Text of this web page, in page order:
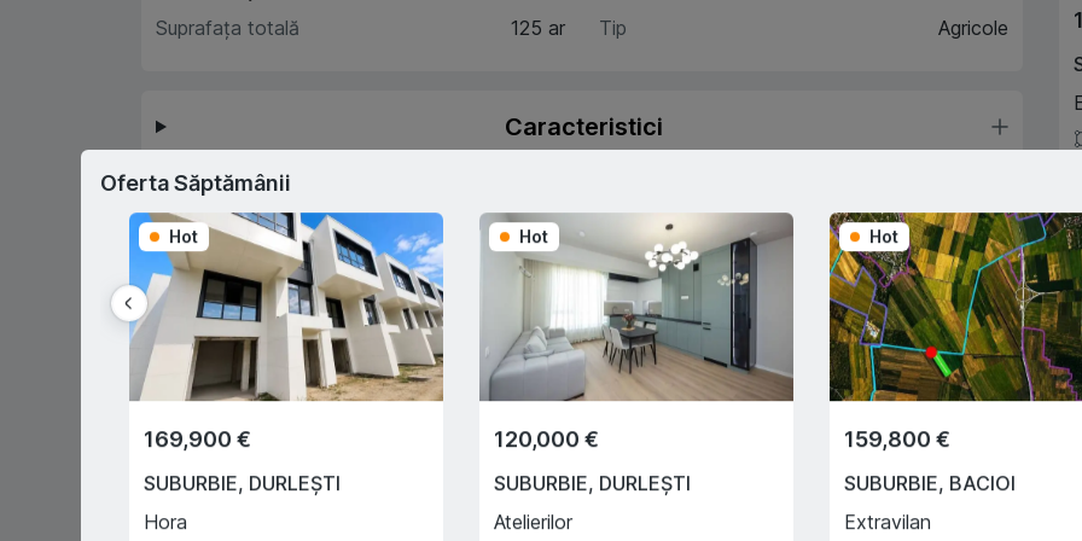
Suprafața totală 125 ar Tip Agricole
Caracteristici
Prima rată 15%
Sau prin programul
guvernamental "Prima Casă" cu
Trade-In
Cu ajutorului programului
Trade-In, vă ajutăm să
0% comision pentru
Înregistrare creditului ipotecar
Deplasarea cu transportul
Oferta Săptămânii
Hot
169,900 €
SUBURBIE, DURLEȘTI
Hora
Hot
120,000 €
SUBURBIE, DURLEȘTI
Atelierilor
Hot
159,800 €
SUBURBIE, BACIOI
Extravilan